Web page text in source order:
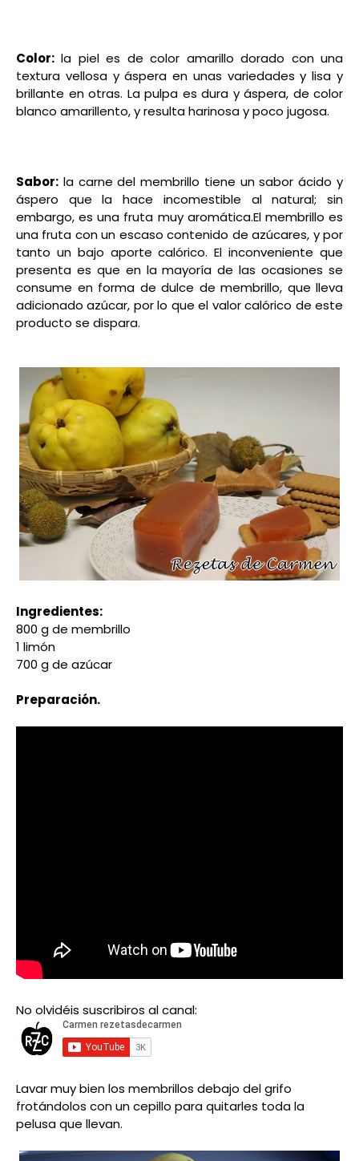
Color: la piel es de color amarillo dorado con una
textura vellosa y áspera en unas variedades y lisa y
brillante en otras. La pulpa es dura y áspera, de color
blanco amarillento, y resulta harinosa y poco jugosa.
Sabor: la carne del membrillo tiene un sabor ácido y
áspero que la hace incomestible al natural; sin
embargo, es una fruta muy aromática.El membrillo es
una fruta con un escaso contenido de azúcares, y por
tanto un bajo aporte calórico. El inconveniente que
presenta es que en la mayoría de las ocasiones se
consume en forma de dulce de membrillo, que lleva
adicionado azúcar, por lo que el valor calórico de este
producto se dispara.
Ingredientes:
800 g de membrillo
1 limón
700 g de azúcar
Preparación.
No olvidéis suscribiros al canal:
Lavar muy bien los membrillos debajo del grifo
frotándolos con un cepillo para quitarles toda la
pelusa que llevan.